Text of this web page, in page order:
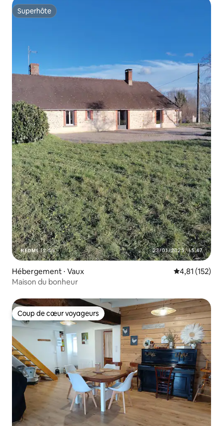
Superhôte
Superhôte
Hébergement ⋅ Vaux Évaluation
4,81 (152)
Maison du bonheur
Coup de cœur voyageurs
Coup de cœur voyageurs